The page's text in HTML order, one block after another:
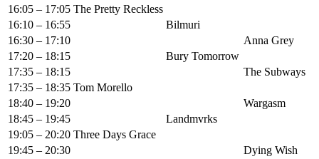
16:05 – 17:05 The Pretty Reckless
16:10 – 16:55
Bilmuri
16:30 – 17:10
Anna Grey
17:20 – 18:15
Bury Tomorrow
17:35 – 18:15
The Subways
17:35 – 18:35 Tom Morello
18:40 – 19:20
Wargasm
18:45 – 19:45
Landmvrks
19:05 – 20:20 Three Days Grace
19:45 – 20:30
Dying Wish